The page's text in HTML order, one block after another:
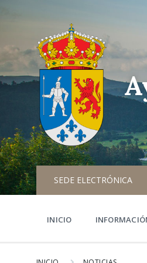
SEDE ELECTRÓNICA
INICIO